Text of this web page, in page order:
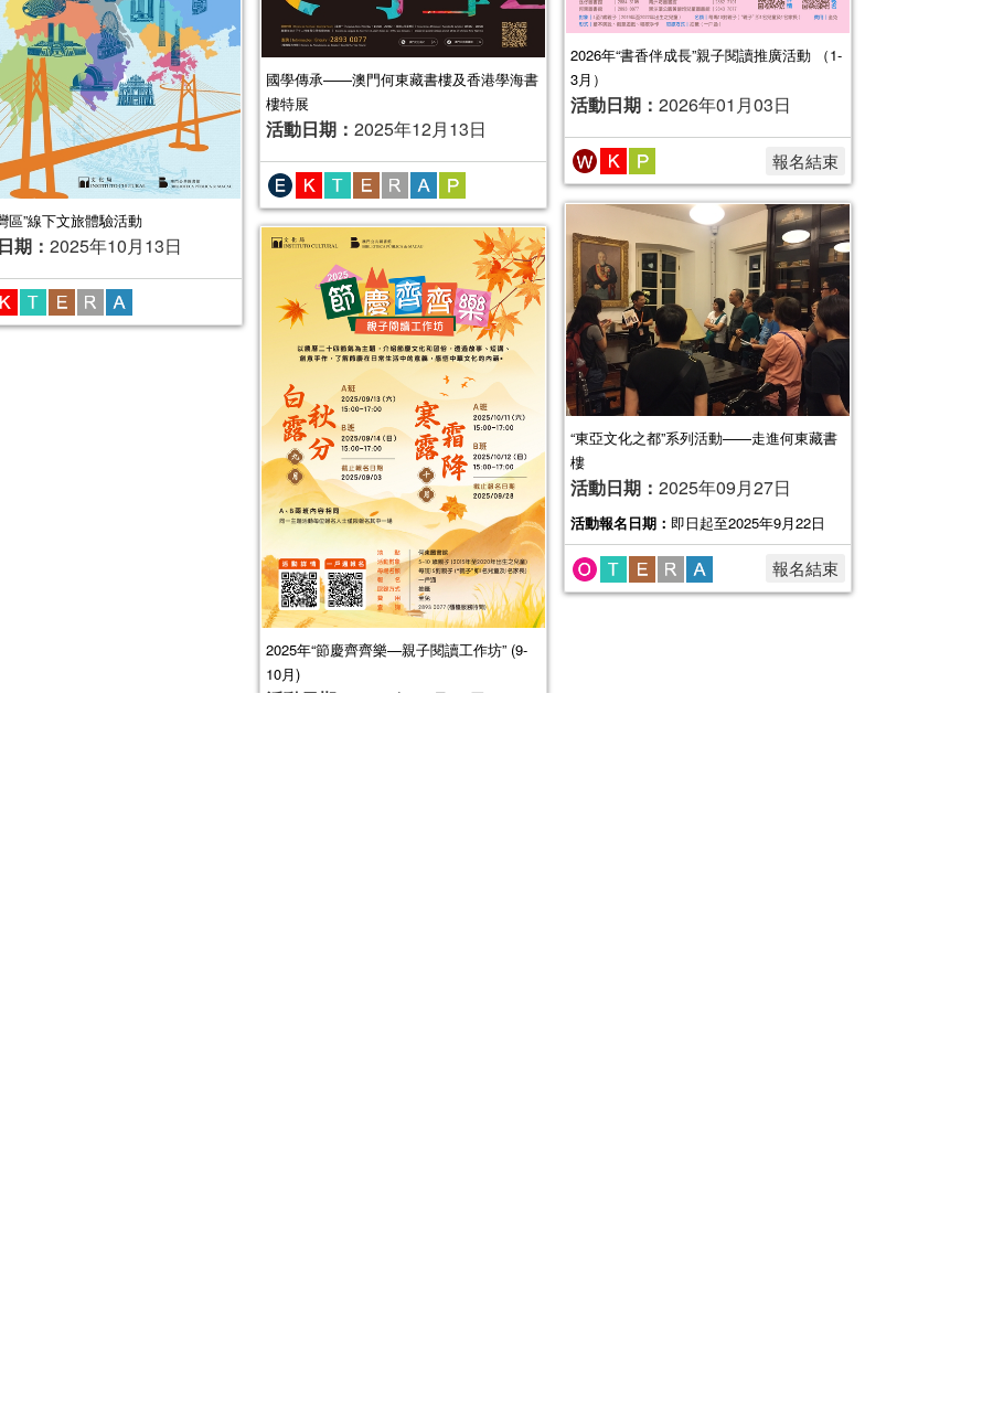
2026年“書香伴成長”親子閱讀推廣活動 （1-
3月）
活動日期： 2026年01月03日
報名結束
國學傳承——澳門何東藏書樓及香港學海書
樓特展
活動日期： 2025年12月13日
區”線下文旅體驗活動
期： 2025年10月13日
“東亞文化之都”系列活動——走進何東藏書
樓
活動日期： 2025年09月27日
活動報名日期： 即日起至2025年9月22日
報名結束
2025年“節慶齊齊樂—親子閱讀工作坊” (9-
10月)
活動日期： 2025年09月13日